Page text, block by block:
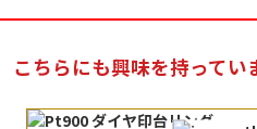
こちらにも興味を持ってい